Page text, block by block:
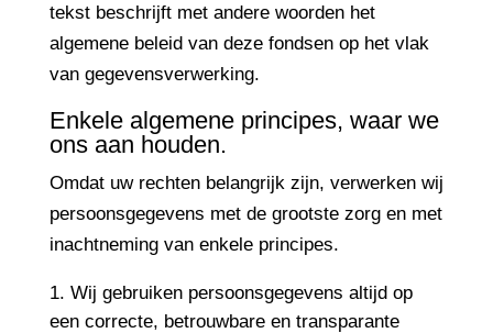
tekst beschrijft met andere woorden het
algemene beleid van deze fondsen op het vlak
van gegevensverwerking.
Enkele algemene principes, waar we
ons aan houden.
Omdat uw rechten belangrijk zijn, verwerken wij
persoonsgegevens met de grootste zorg en met
inachtneming van enkele principes.
Wij gebruiken persoonsgegevens altijd op
een correcte, betrouwbare en transparante